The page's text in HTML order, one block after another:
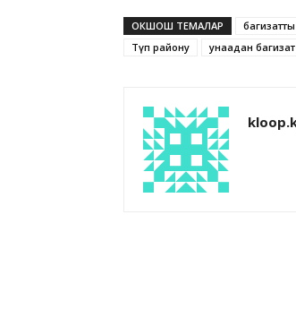
ОКШОШ ТЕМАЛАР
Түп району
унаадан